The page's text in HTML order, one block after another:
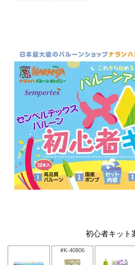
初心者キット
#K-40806